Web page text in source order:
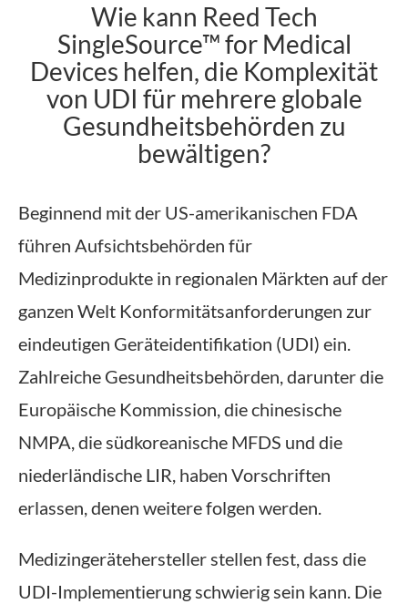
Wie kann Reed Tech
SingleSource™ for Medical
Devices helfen, die Komplexität
von UDI für mehrere globale
Gesundheitsbehörden zu
bewältigen?
Beginnend mit der US-amerikanischen FDA
führen Aufsichtsbehörden für
Medizinprodukte in regionalen Märkten auf der
ganzen Welt Konformitätsanforderungen zur
eindeutigen Geräteidentifikation (UDI) ein.
Zahlreiche Gesundheitsbehörden, darunter die
Europäische Kommission, die chinesische
NMPA, die südkoreanische MFDS und die
niederländische LIR, haben Vorschriften
erlassen, denen weitere folgen werden.
Medizingerätehersteller stellen fest, dass die
UDI-Implementierung schwierig sein kann. Die